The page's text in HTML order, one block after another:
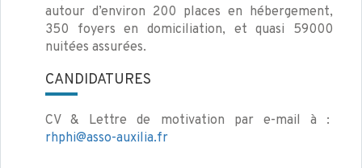
autour d’environ 200 places en hébergement,
350 foyers en domiciliation, et quasi 59000
nuitées assurées.
CANDIDATURES
CV & Lettre de motivation par e-mail à :
rhphi@asso-auxilia.fr